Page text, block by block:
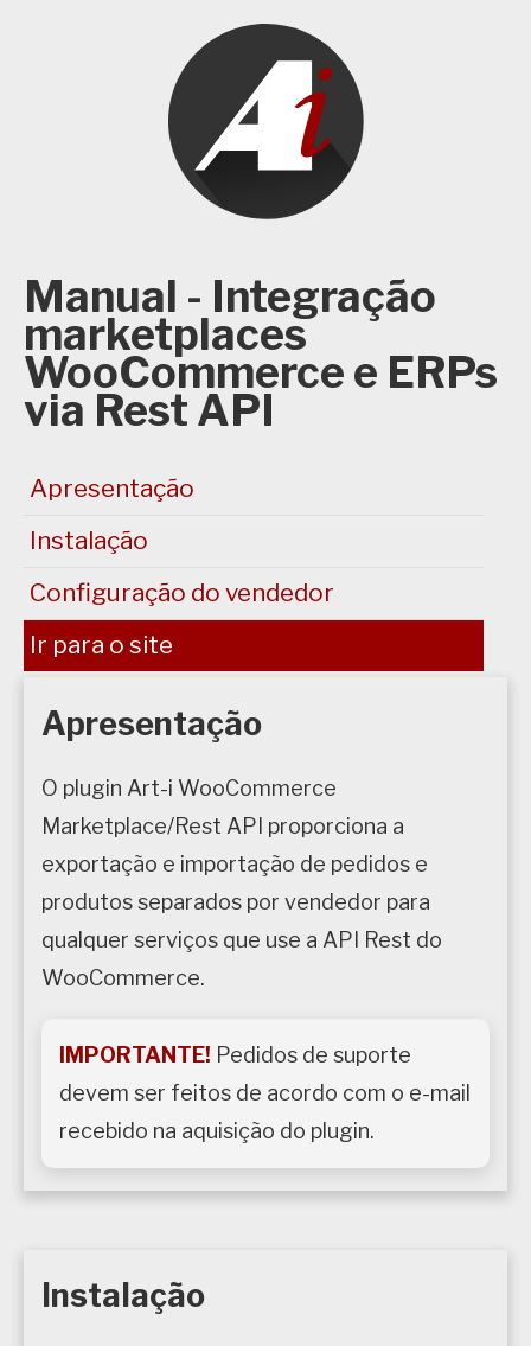
Manual - Integração
marketplaces
WooCommerce e ERPs
via Rest API
Apresentação
Instalação
Configuração do vendedor
Ir para o site
Apresentação
O plugin Art-i WooCommerce
Marketplace/Rest API proporciona a
exportação e importação de pedidos e
produtos separados por vendedor para
qualquer serviços que use a API Rest do
WooCommerce.
IMPORTANTE! Pedidos de suporte
devem ser feitos de acordo com o e-mail
recebido na aquisição do plugin.
Instalação